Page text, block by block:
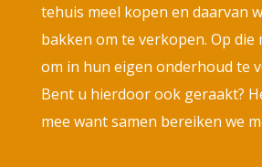
tehuis meel kopen en daarvan
bakken om te verkopen. Op die
om in hun eigen onderhoud te
Bent u hierdoor ook geraakt?
mee want samen bereiken we